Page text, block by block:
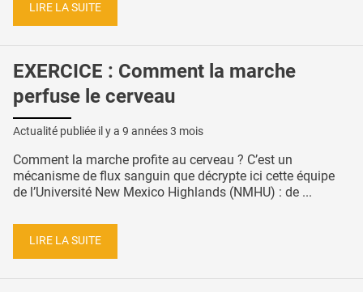
LIRE LA SUITE
EXERCICE : Comment la marche
perfuse le cerveau
Actualité publiée il y a 9 années 3 mois
Comment la marche profite au cerveau ? C’est un
mécanisme de flux sanguin que décrypte ici cette équipe
de l’Université New Mexico Highlands (NMHU) : de ...
LIRE LA SUITE